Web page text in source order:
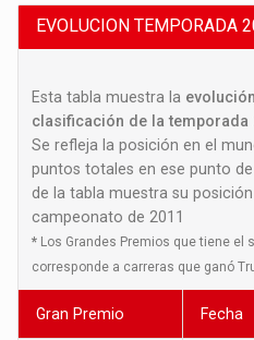
EVOLUCION TEMPORADA
Esta tabla muestra la
clasificación de la temporada
Se refleja la posición en el
puntos totales en ese punto
de la tabla muestra su
campeonato de 2011
* Los Grandes Premios que tiene el
corresponde a carreras que ganó
Gran Premio Fecha